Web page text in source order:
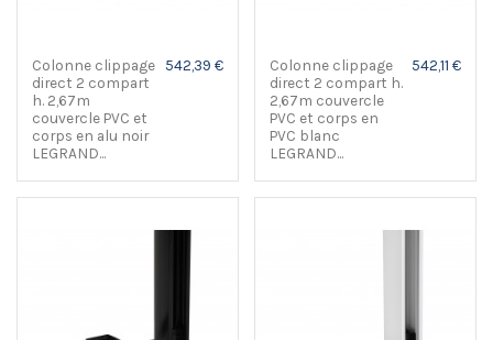
Colonne clippage
direct 2 compart
h. 2,67m
couvercle PVC et
corps en alu noir
LEGRAND...
542,39 €
Colonne clippage
direct 2 compart h.
2,67m couvercle
PVC et corps en
PVC blanc
LEGRAND...
542,11 €